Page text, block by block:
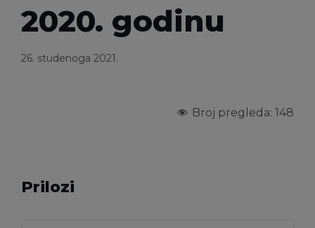
2020. godinu
26. studenoga 2021.
Broj pregleda: 148
Prilozi